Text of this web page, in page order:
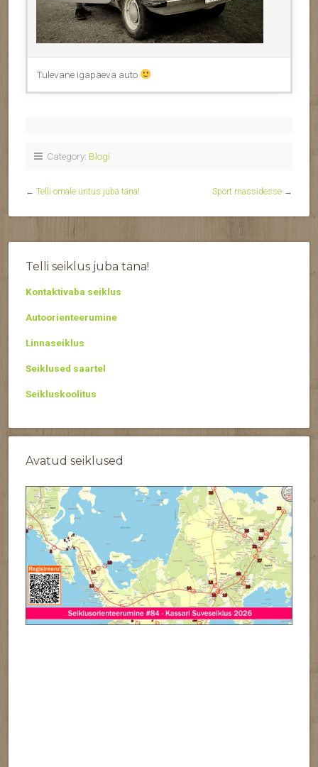
Tulevane igapäeva auto
Category: Blogi
← Telli omale üritus juba täna! Sport massidesse →
Telli seiklus juba täna!
Kontaktivaba seiklus
Autoorienteerumine
Linnaseiklus
Seiklused saartel
Seikluskoolitus
Avatud seiklused